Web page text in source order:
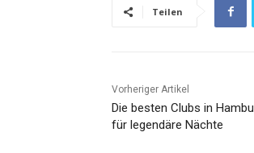
Teilen
Vorheriger Artikel
Die besten Clubs in
für legendäre Nächte